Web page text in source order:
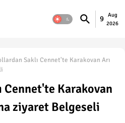
9
Aug
2026
Saklı Cennet'te Karakovan Arı
Cennet'te Karakovan
ziyaret Belgeseli